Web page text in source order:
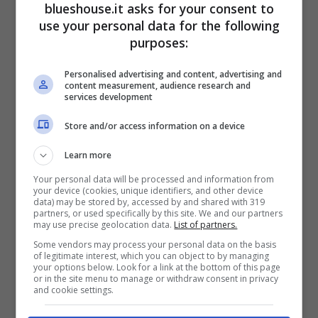
Lei ha più volte sottolineato che
è uno a cui
piace gettarsi nel fuoco– gli ha proposto in
prima battuta la giornalista -.Cosa intende
dire con queste parole? Che ama bruciarsi?
All’interrogativo di Fagnani, scomodo solo in
apparenza, il classe 1989 ha risposto senza
blueshouse.it asks for your consent to
use your personal data for the following
purposes:
Personalised advertising and content, advertising and
content measurement, audience research and
services development
Store and/or access information on a device
Learn more
Your personal data will be processed and information from
your device (cookies, unique identifiers, and other device
data) may be stored by, accessed by and shared with 319
partners, or used specifically by this site. We and our partners
may use precise geolocation data. List of partners.
Some vendors may process your personal data on the basis
of legitimate interest, which you can object to by managing
your options below. Look for a link at the bottom of this page
or in the site menu to manage or withdraw consent in privacy
and cookie settings.